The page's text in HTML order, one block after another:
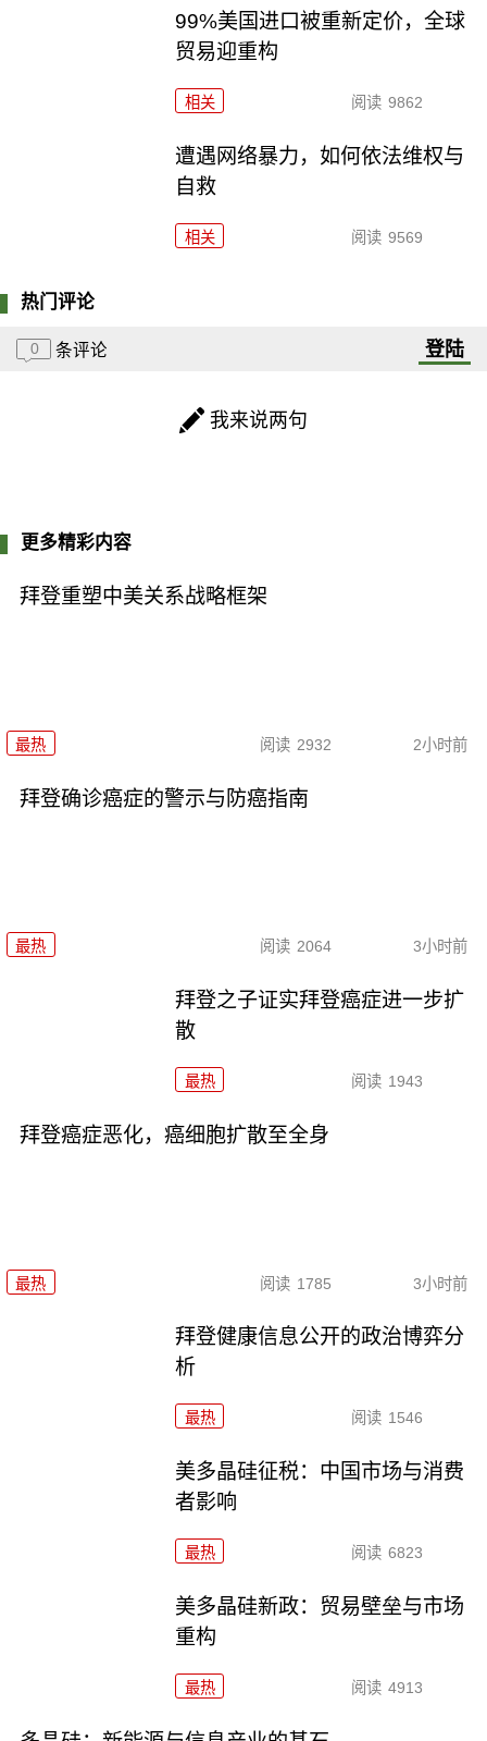
99%美国进口被重新定价，全球
贸易迎重构
相关 阅读 9862
遭遇网络暴力，如何依法维权与
自救
相关 阅读 9569
热门评论
0 条评论 登陆
我来说两句
更多精彩内容
拜登重塑中美关系战略框架
最热 阅读 2932 2小时前
拜登确诊癌症的警示与防癌指南
最热 阅读 2064 3小时前
拜登之子证实拜登癌症进一步扩
散
最热 阅读 1943
拜登癌症恶化，癌细胞扩散至全身
最热 阅读 1785 3小时前
拜登健康信息公开的政治博弈分
析
最热 阅读 1546
美多晶硅征税：中国市场与消费
者影响
最热 阅读 6823
美多晶硅新政：贸易壁垒与市场
重构
最热 阅读 4913